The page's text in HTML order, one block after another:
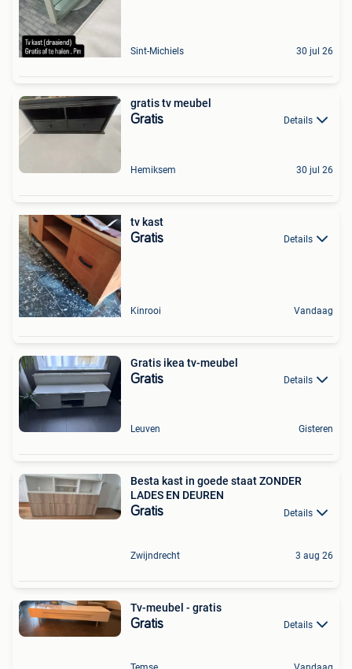
Sint-Michiels 30 jul 26
gratis tv meubel
Gratis Details
Hemiksem 30 jul 26
tv kast
Gratis Details
Kinrooi Vandaag
Gratis ikea tv-meubel
Gratis Details
Leuven Gisteren
Besta kast in goede staat ZONDER
LADES EN DEUREN
Gratis Details
Zwijndrecht 3 aug 26
Tv-meubel - gratis
Gratis Details